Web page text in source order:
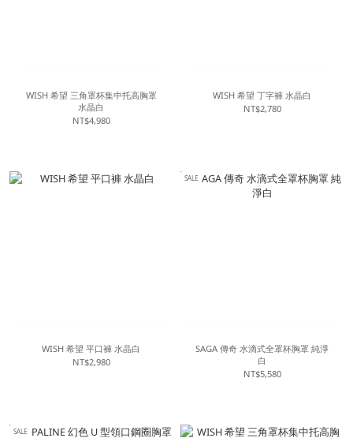
WISH 希望 三角罩杯集中托高胸罩
水晶白
NT$4,980
WISH 希望 丁字褲 水晶白
NT$2,780
WISH 希望 平口褲 水晶白
NT$2,980
SALE
SAGA 傳奇 水滴式全罩杯胸罩 純淨
白
NT$5,580
SALE